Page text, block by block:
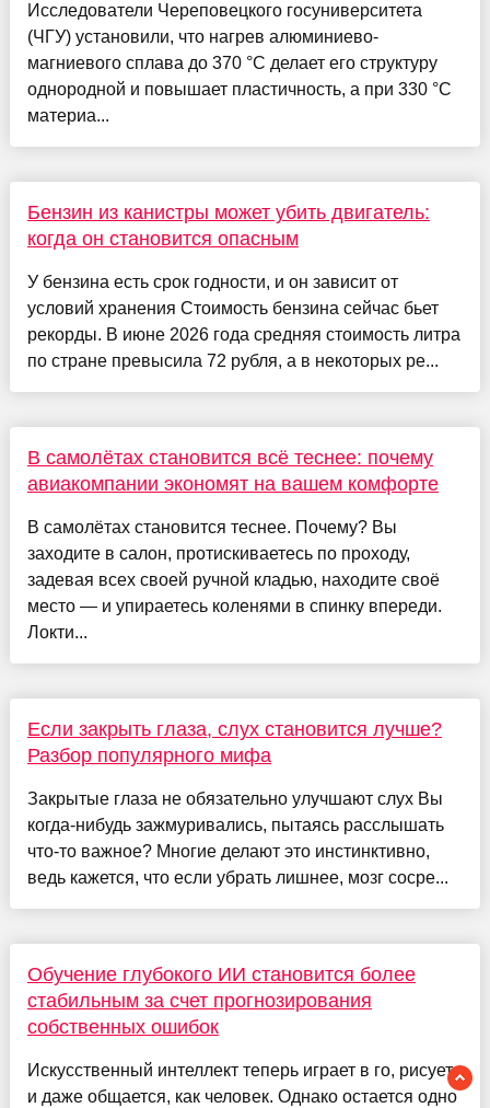
Исследователи Череповецкого госуниверситета
(ЧГУ) установили, что нагрев алюминиево-
магниевого сплава до 370 °C делает его структуру
однородной и повышает пластичность, а при 330 °C
материа...
Бензин из канистры может убить двигатель:
когда он становится опасным
У бензина есть срок годности, и он зависит от
условий хранения Стоимость бензина сейчас бьет
рекорды. В июне 2026 года средняя стоимость литра
по стране превысила 72 рубля, а в некоторых ре...
В самолётах становится всё теснее: почему
авиакомпании экономят на вашем комфорте
В самолётах становится теснее. Почему? Вы
заходите в салон, протискиваетесь по проходу,
задевая всех своей ручной кладью, находите своё
место — и упираетесь коленями в спинку впереди.
Локти...
Если закрыть глаза, слух становится лучше?
Разбор популярного мифа
Закрытые глаза не обязательно улучшают слух Вы
когда-нибудь зажмуривались, пытаясь расслышать
что-то важное? Многие делают это инстинктивно,
ведь кажется, что если убрать лишнее, мозг сосре...
Обучение глубокого ИИ становится более
стабильным за счет прогнозирования
собственных ошибок
Искусственный интеллект теперь играет в го, рисует
и даже общается, как человек. Однако остается одно